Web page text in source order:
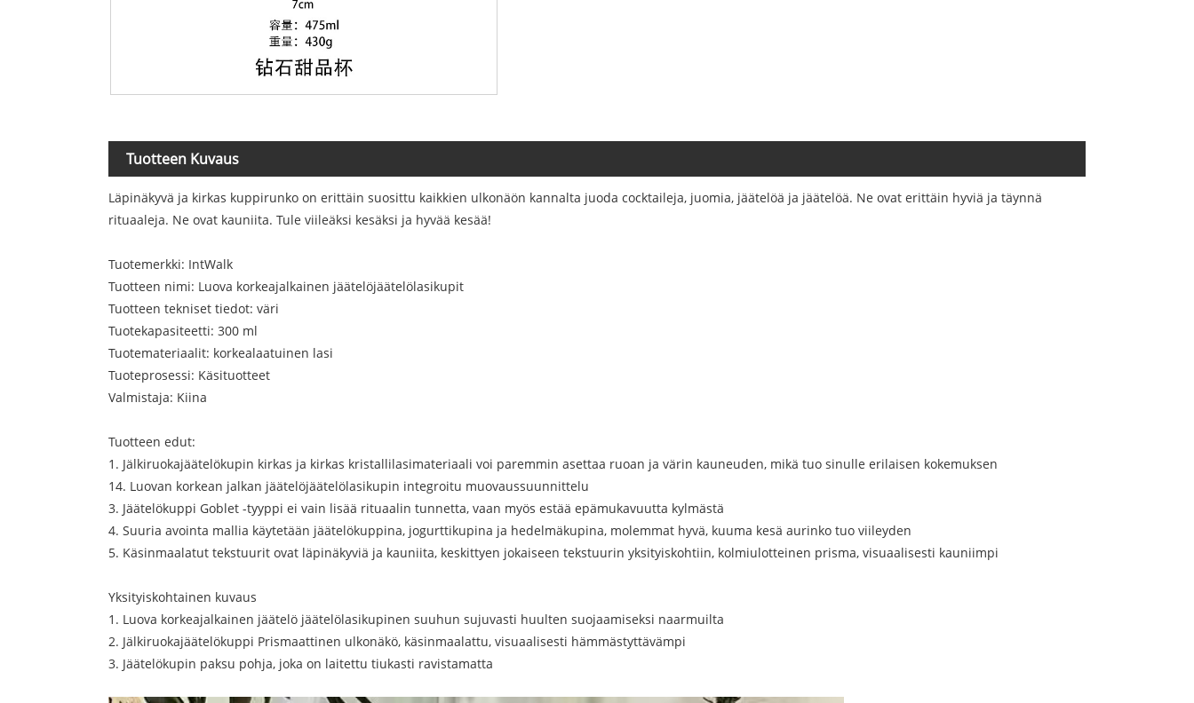
Tuotteen Kuvaus
Läpinäkyvä ja kirkas kuppirunko on erittäin suosittu kaikkien ulkonäön kannalta juoda cocktaileja, juomia, jäätelöä ja jäätelöä. Ne ovat erittäin hyviä ja täynnä
rituaaleja. Ne ovat kauniita. Tule viileäksi kesäksi ja hyvää kesää!
Tuotemerkki: IntWalk
Tuotteen nimi: Luova korkeajalkainen jäätelöjäätelölasikupit
Tuotteen tekniset tiedot: väri
Tuotekapasiteetti: 300 ml
Tuotemateriaalit: korkealaatuinen lasi
Tuoteprosessi: Käsituotteet
Valmistaja: Kiina
Tuotteen edut:
1. Jälkiruokajäätelökupin kirkas ja kirkas kristallilasimateriaali voi paremmin asettaa ruoan ja värin kauneuden, mikä tuo sinulle erilaisen kokemuksen
14. Luovan korkean jalkan jäätelöjäätelölasikupin integroitu muovaussuunnittelu
3. Jäätelökuppi Goblet -tyyppi ei vain lisää rituaalin tunnetta, vaan myös estää epämukavuutta kylmästä
4. Suuria avointa mallia käytetään jäätelökuppina, jogurttikupina ja hedelmäkupina, molemmat hyvä, kuuma kesä aurinko tuo viileyden
5. Käsinmaalatut tekstuurit ovat läpinäkyviä ja kauniita, keskittyen jokaiseen tekstuurin yksityiskohtiin, kolmiulotteinen prisma, visuaalisesti kauniimpi
Yksityiskohtainen kuvaus
1. Luova korkeajalkainen jäätelö jäätelölasikupinen suuhun sujuvasti huulten suojaamiseksi naarmuilta
2. Jälkiruokajäätelökuppi Prismaattinen ulkonäkö, käsinmaalattu, visuaalisesti hämmästyttävämpi
3. Jäätelökupin paksu pohja, joka on laitettu tiukasti ravistamatta